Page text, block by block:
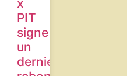
x
PIT
signe
un
dernier